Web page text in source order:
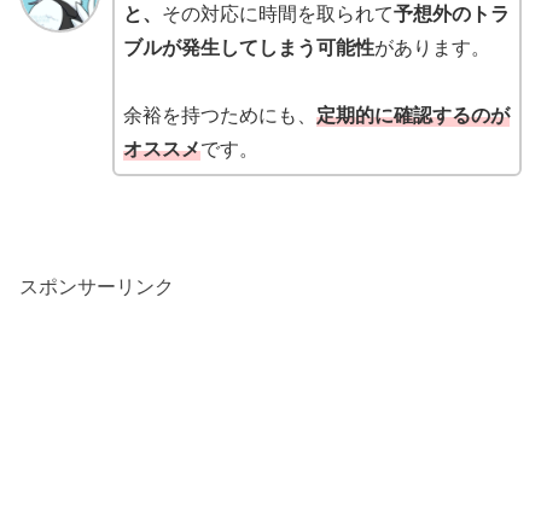
と、 その対応に時間を取られて予想外のトラ
ブルが発生してしまう可能性があります。
余裕を持つためにも、 定期的に確認するのが
オススメです。
スポンサーリンク